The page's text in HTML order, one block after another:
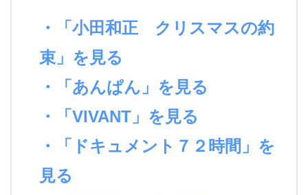
・「小田和正 クリスマスの約
束」を見る
・「あんぱん」を見る
・「VIVANT」を見る
・「ドキュメント７２時間」を
見る